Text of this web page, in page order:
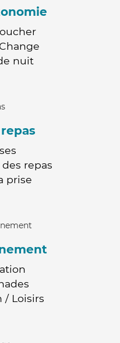
nuit
repas
prise
/ Loisirs